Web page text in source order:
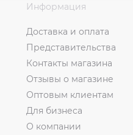
Информация
Доставка и оплата
Представительства
Контакты магазина
Отзывы о магазине
Оптовым клиентам
Для бизнеса
О компании